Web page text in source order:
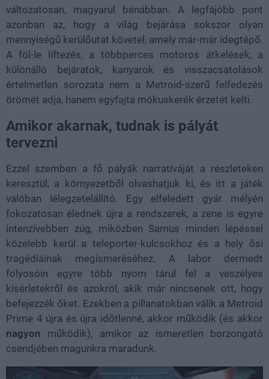
változatosan, magyarul bénábban. A legfájóbb pont
azonban az, hogy a világ bejárása sokszor olyan
mennyiségű kerülőutat követel, amely már-már idegtépő.
A föl-le liftezés, a többperces motoros átkelések, a
különálló bejáratok, kanyarok és visszacsatolások
értelmetlen sorozata nem a Metroid-szerű felfedezés
örömét adja, hanem egyfajta mókuskerék érzetét kelti.
Amikor akarnak, tudnak is pályát
tervezni
Ezzel szemben a fő pályák narratíváját a részleteken
keresztül, a környezetből olvashatjuk ki, és itt a játék
valóban lélegzetelállító. Egy elfeledett gyár mélyén
fokozatosan élednek újra a rendszerek, a zene is egyre
intenzívebben zúg, miközben Samus minden lépéssel
közelebb kerül a teleporter-kulcsokhoz és a hely ősi
tragédiáinak megismeréséhez. A labor dermedt
folyosóin egyre több nyom tárul fel a veszélyes
kísérletekről és azokról, akik már nincsenek ott, hogy
befejezzék őket. Ezekben a pillanatokban válik a Metroid
Prime 4 újra és újra időtlenné, akkor működik (és akkor
nagyon működik), amikor az ismeretlen borzongató
csendjében magunkra maradunk.